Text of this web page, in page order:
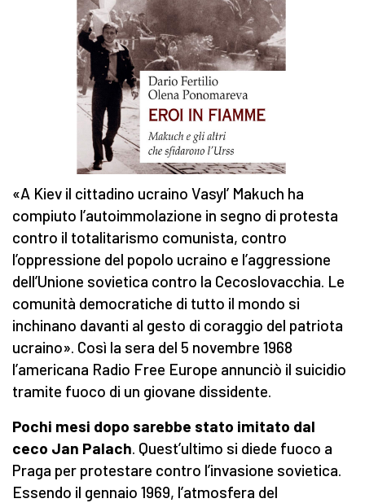
«A Kiev il cittadino ucraino Vasyl’ Makuch ha
compiuto l’autoimmolazione in segno di protesta
contro il totalitarismo comunista, contro
l’oppressione del popolo ucraino e l’aggressione
dell’Unione sovietica contro la Cecoslovacchia. Le
comunità democratiche di tutto il mondo si
inchinano davanti al gesto di coraggio del patriota
ucraino». Così la sera del 5 novembre 1968
l’americana Radio Free Europe annunciò il suicidio
tramite fuoco di un giovane dissidente.
Pochi mesi dopo sarebbe stato imitato dal
ceco Jan Palach. Quest’ultimo si diede fuoco a
Praga per protestare contro l’invasione sovietica.
Essendo il gennaio 1969, l’atmosfera del